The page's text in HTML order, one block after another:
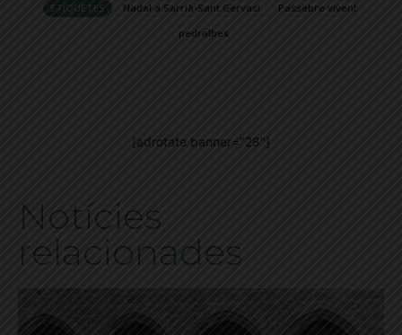
ETIQUETES Nadal a Sarrià-Sant Gervasi
Passebre vivent
pedralbes
[adrotate banner="28"]
Notícies
relacionades